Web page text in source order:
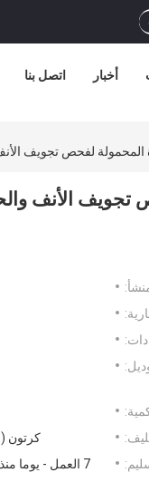
اتصل بنا أخبار
كرتون (28 * 22 * ​​14 سم) 2.5 كجم
7 العمل - يوما منذ الحصول على الدفع الكامل